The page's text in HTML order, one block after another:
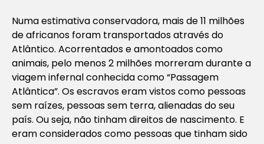
Numa estimativa conservadora, mais de 11 milhões
de africanos foram transportados através do
Atlântico. Acorrentados e amontoados como
animais, pelo menos 2 milhões morreram durante a
viagem infernal conhecida como “Passagem
Atlântica”. Os escravos eram vistos como pessoas
sem raízes, pessoas sem terra, alienadas do seu
país. Ou seja, não tinham direitos de nascimento. E
eram considerados como pessoas que tinham sido